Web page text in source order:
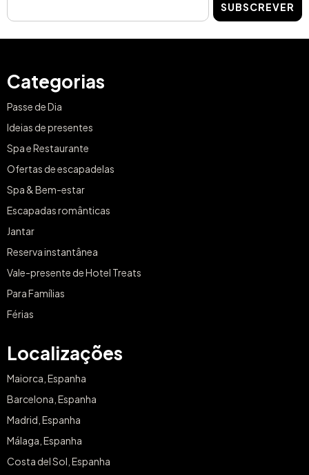
SUBSCREVER
Categorias
Passe de Dia
Ideias de presentes
Spa e Restaurante
Ofertas de escapadelas
Spa & Bem-estar
Escapadas românticas
Jantar
Reserva instantânea
Vale-presente de Hotel Treats
Para Famílias
Férias
Localizações
Maiorca, Espanha
Barcelona, Espanha
Madrid, Espanha
Málaga, Espanha
Costa del Sol, Espanha